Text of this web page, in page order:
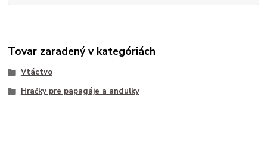
Tovar zaradený v kategóriách
Vtáctvo
Hračky pre papagáje a andulky